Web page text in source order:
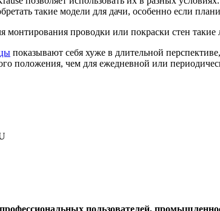
такие модели для дачи, особенно если
монтирования проводки или покраски стен
показывают себя хуже в длительной
положения, чем для ежедневной или